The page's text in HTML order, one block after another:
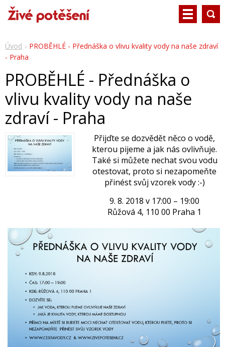
Úvod
PROBĚHLÉ - Přednáška o vlivu kvality vody na naše zdraví
- Praha
PROBĚHLÉ - Přednáška o
vlivu kvality vody na naše
zdraví - Praha
Přijďte se dozvědět něco o vodě,
kterou pijeme a jak nás ovlivňuje.
Také si můžete nechat svou vodu
otestovat, proto si nezapomeňte
přinést svůj vzorek vody :-)
9. 8. 2018 v 17:00 – 19:00
Růžová 4, 110 00 Praha 1